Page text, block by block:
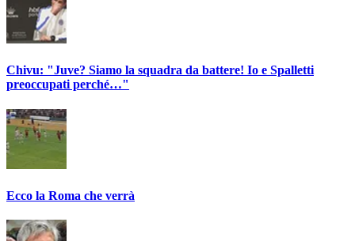
Chivu: "Juve? Siamo la squadra da battere! Io e Spalletti
preoccupati perché…"
Ecco la Roma che verrà